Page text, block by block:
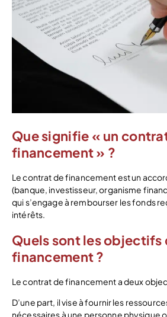
Que signifie « un
financement » ?
Le contrat de financement est un
(banque, investisseur, organisme
qui s’engage à rembourser les fonds
intérêts.
Quels sont les
financement ?
Le contrat de financement a deux
D’une part, il vise à fournir les